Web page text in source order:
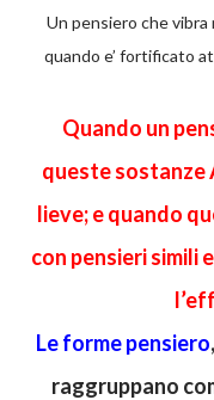
Un pensiero che
quando e’ fortificato
Quando un
queste sostanze
lieve; e quando
con pensieri simili
Le forme pensiero
raggruppano